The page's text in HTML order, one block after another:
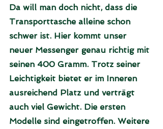
Da will man doch nicht, dass die
Transporttasche alleine schon
schwer ist. Hier kommt unser
neuer Messenger genau richtig mit
seinen 400 Gramm. Trotz seiner
Leichtigkeit bietet er im Inneren
ausreichend Platz und verträgt
auch viel Gewicht. Die ersten
Modelle sind eingetroffen. Weitere